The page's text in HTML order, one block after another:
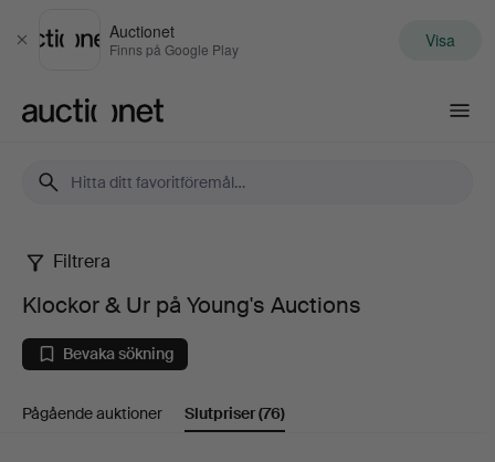
Stäng
Auctionet
Finns på Google Play Visa
Klockor
Ur
på
Filtrera
Klockor & Ur på Young's Auctions
Bevaka sökning
Pågående auktioner Slutpriser(76)